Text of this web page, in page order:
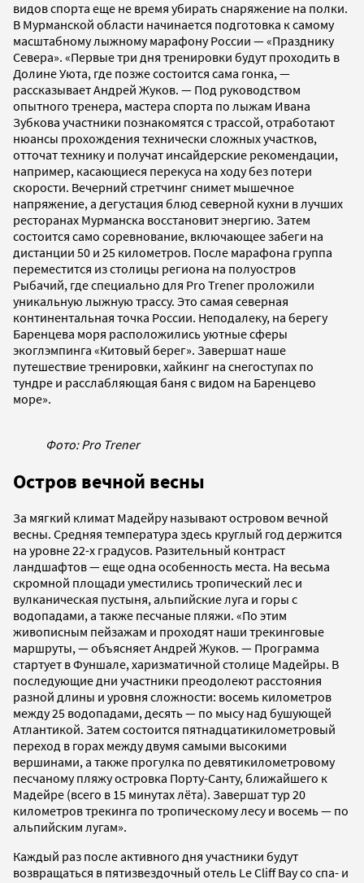
видов спорта еще не время убирать снаряжение на полки.
В Мурманской области начинается подготовка к самому
масштабному лыжному марафону России — «Празднику
Севера». «Первые три дня тренировки будут проходить в
Долине Уюта, где позже состоится сама гонка, —
рассказывает Андрей Жуков. — Под руководством
опытного тренера, мастера спорта по лыжам Ивана
Зубкова участники познакомятся с трассой, отработают
нюансы прохождения технически сложных участков,
отточат технику и получат инсайдерские рекомендации,
например, касающиеся перекуса на ходу без потери
скорости. Вечерний стретчинг снимет мышечное
напряжение, а дегустация блюд северной кухни в лучших
ресторанах Мурманска восстановит энергию. Затем
состоится само соревнование, включающее забеги на
дистанции 50 и 25 километров. После марафона группа
переместится из столицы региона на полуостров
Рыбачий, где специально для Pro Trener проложили
уникальную лыжную трассу. Это самая северная
континентальная точка России. Неподалеку, на берегу
Баренцева моря расположились уютные сферы
экоглэмпинга «Китовый берег». Завершат наше
путешествие тренировки, хайкинг на снегоступах по
тундре и расслабляющая баня с видом на Баренцево
море».
Фото: Pro Trener
Остров вечной весны
За мягкий климат Мадейру называют островом вечной
весны. Средняя температура здесь круглый год держится
на уровне 22-х градусов. Разительный контраст
ландшафтов — еще одна особенность места. На весьма
скромной площади уместились тропический лес и
вулканическая пустыня, альпийские луга и горы с
водопадами, а также песчаные пляжи. «По этим
живописным пейзажам и проходят наши трекинговые
маршруты, — объясняет Андрей Жуков. — Программа
стартует в Фуншале, харизматичной столице Мадейры. В
последующие дни участники преодолеют расстояния
разной длины и уровня сложности: восемь километров
между 25 водопадами, десять — по мысу над бушующей
Атлантикой. Затем состоится пятнадцатикилометровый
переход в горах между двумя самыми высокими
вершинами, а также прогулка по девятикилометровому
песчаному пляжу островка Порту-Санту, ближайшего к
Мадейре (всего в 15 минутах лёта). Завершат тур 20
километров трекинга по тропическому лесу и восемь — по
альпийским лугам».
Каждый раз после активного дня участники будут
возвращаться в пятизвездочный отель Le Cliff Bay со спа- и